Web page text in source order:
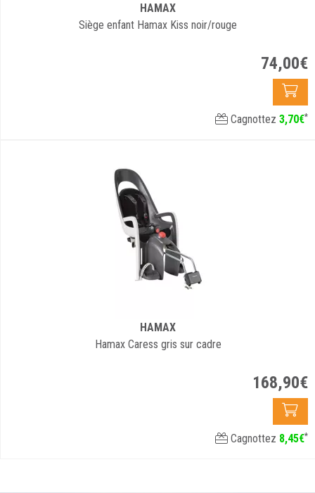
HAMAX
Siège enfant Hamax Kiss noir/rouge
74,00€
Cagnottez 3,70€*
HAMAX
Hamax Caress gris sur cadre
168,90€
Cagnottez 8,45€*